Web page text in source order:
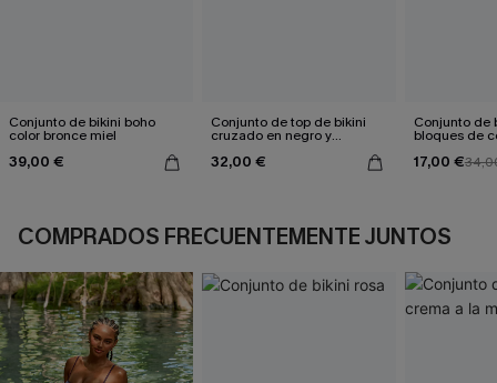
Conjunto de bikini boho
color bronce miel
39,00 €
Conjunto de top de bikini
cruzado en negro y
eucalipto y braguitas de
talle alto
32,00 €
Conjunto de
bloques de
17,00 €
COMPRADOS FRECUENTEMENTE JUNTOS